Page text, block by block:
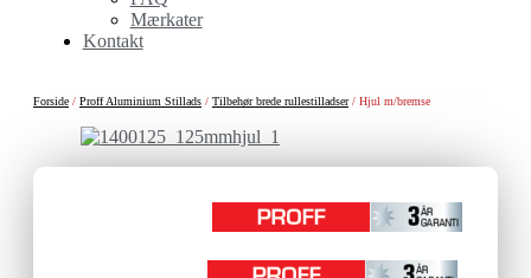
Mærkater
Kontakt
Forside / Proff Aluminium Stillads / Tilbehør brede rullestilladser/ Hjul m/bremse